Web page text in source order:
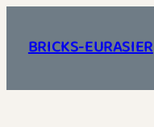
BRICKS-EURASIER